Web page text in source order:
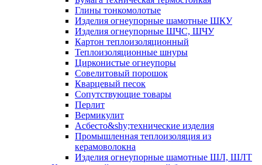
Глины тонкомолотые
Изделия огнеупорные шамотные ШКУ
Изделия огнеупорные ШЧС, ШЧУ
Картон теплоизоляционный
Теплоизоляционные шнуры
Цирконистые огнеупоры
Совелитовый порошок
Кварцевый песок
Сопутствующие товары
Перлит
Вермикулит
Асбесто&shy;технические изделия
Промышленная теплоизоляция из
керамоволокна
Изделия огнеупорные шамотные ШЛ, ШЛТ